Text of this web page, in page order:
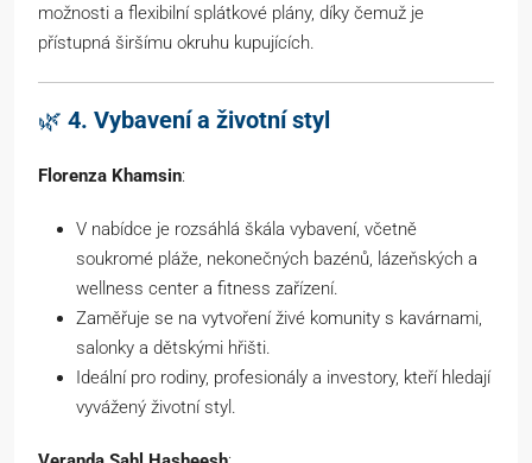
možnosti a flexibilní splátkové plány, díky čemuž je
přístupná širšímu okruhu kupujících.
🌿 4. Vybavení a životní styl
Florenza Khamsin:
V nabídce je rozsáhlá škála vybavení, včetně
soukromé pláže, nekonečných bazénů, lázeňských a
wellness center a fitness zařízení.
Zaměřuje se na vytvoření živé komunity s kavárnami,
salonky a dětskými hřišti.
Ideální pro rodiny, profesionály a investory, kteří hledají
vyvážený životní styl.